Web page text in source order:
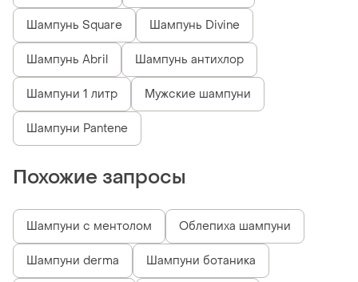
Шампунь Square Шампунь Divine
Шампунь Abril Шампунь антихлор
Шампуни 1 литр Мужские шампуни
Шампуни Pantene
Похожие запросы
Шампуни с ментолом Облепиха шампуни
Шампуни derma Шампуни ботаника